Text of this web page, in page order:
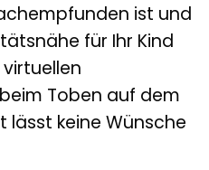
ist und
für Ihr Kind
Toben auf dem
lässt keine Wünsche